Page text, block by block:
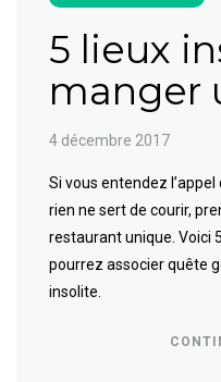
5 lieux
manger
4 décembre 2017
Si vous entendez
rien ne sert de courir,
restaurant unique. Voici
pourrez associer quête
insolite.